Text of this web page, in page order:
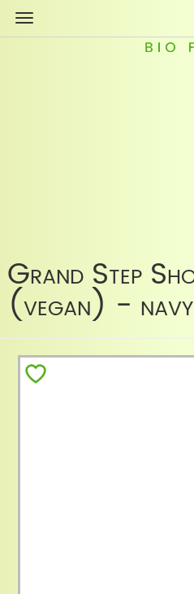
Grand Step
(vegan) - navy